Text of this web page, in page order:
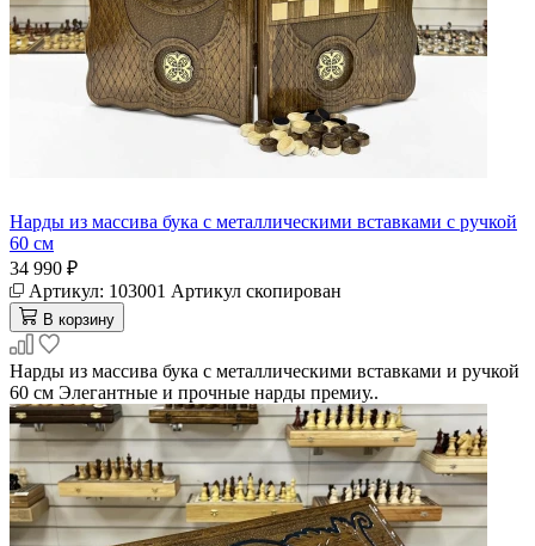
Нарды из массива бука с металлическими вставками с ручкой
60 см
34 990 ₽
Артикул: 103001 Артикул скопирован
В корзину
Нарды из массива бука с металлическими вставками и ручкой
60 см Элегантные и прочные нарды премиу..